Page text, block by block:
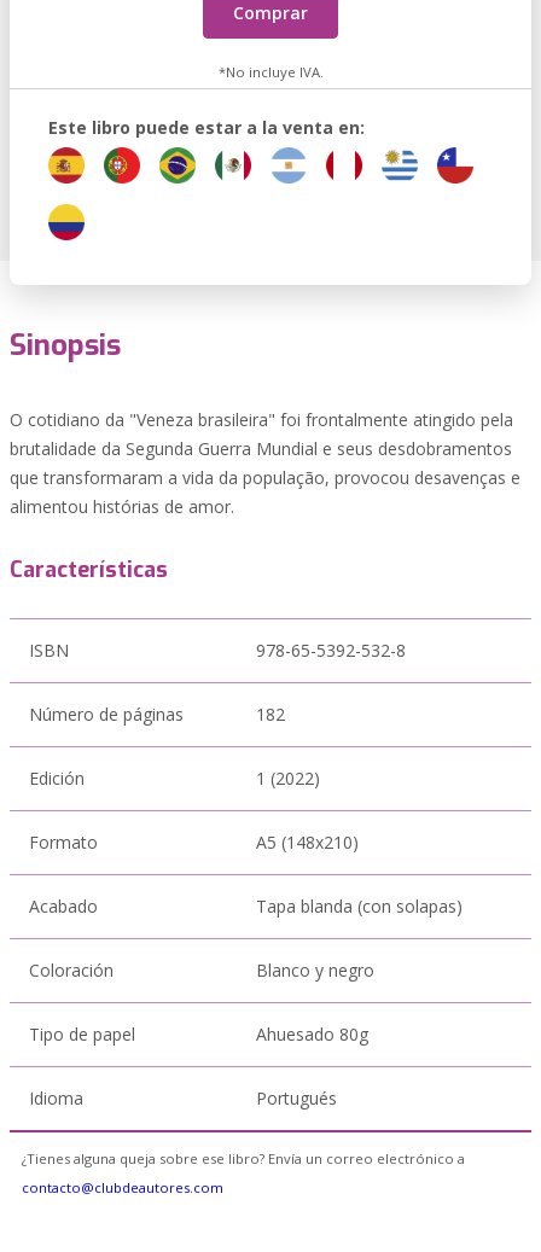
Comprar
*No incluye IVA.
Este libro puede estar a la venta en:
Sinopsis
O cotidiano da "Veneza brasileira" foi frontalmente atingido pela
brutalidade da Segunda Guerra Mundial e seus desdobramentos
que transformaram a vida da população, provocou desavenças e
alimentou histórias de amor.
Características
ISBN 978-65-5392-532-8
Número de páginas 182
Edición 1 (2022)
Formato A5 (148x210)
Acabado Tapa blanda (con solapas)
Coloración Blanco y negro
Tipo de papel Ahuesado 80g
Idioma Portugués
¿Tienes alguna queja sobre ese libro? Envía un correo electrónico a
contacto@clubdeautores.com